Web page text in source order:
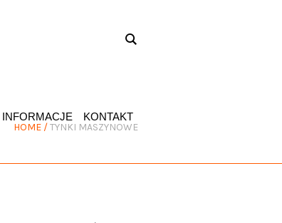
INFORMACJE KONTAKT
HOME /TYNKI MASZYNOWE